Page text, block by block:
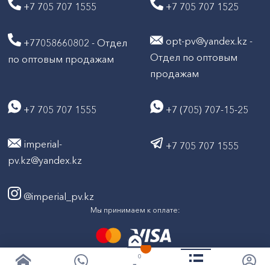
0
+7 705 707 1555 +7 705 707 1525
+77058660802 - Отдел
по оптовым продажам
opt-pv@yandex.kz -
Отдел по оптовым
продажам
+7 705 707 1555 +7 (705) 707-15-25
imperial-
pv.kz@yandex.kz
+7 705 707 1555
@imperial_pv.kz
Мы принимаем к оплате:
Все права защищены © ТД "Империал" 2020-